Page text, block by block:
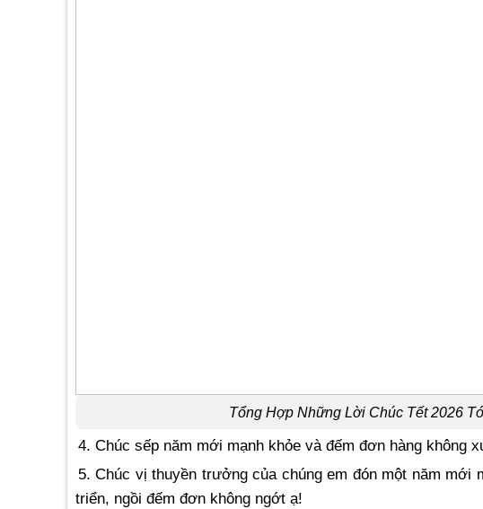
Tổng Hợp Những Lời Chúc Tết 2026
4. Chúc sếp năm mới mạnh khỏe và đếm đơn hàng không
5. Chúc vị thuyền trưởng của chúng em đón một năm mới
triển, ngồi đếm đơn không ngớt ạ!